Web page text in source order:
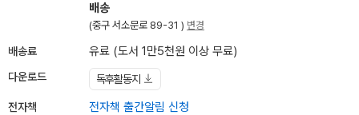
배송
(중구 서소문로 89-31 ) 변경
배송료 유료 (도서 1만5천원 이상 무료)
다운로드 독후활동지
전자책 전자책 출간알림 신청